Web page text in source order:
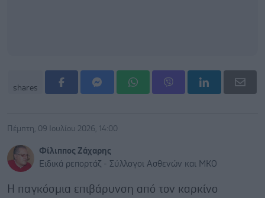
shares
Πέμπτη, 09 Ιουλίου 2026, 14:00
Φίλιππος Ζάχαρης
Ειδικά ρεπορτάζ - Σύλλογοι Ασθενών και ΜΚΟ
Η παγκόσμια επιβάρυνση από τον καρκίνο